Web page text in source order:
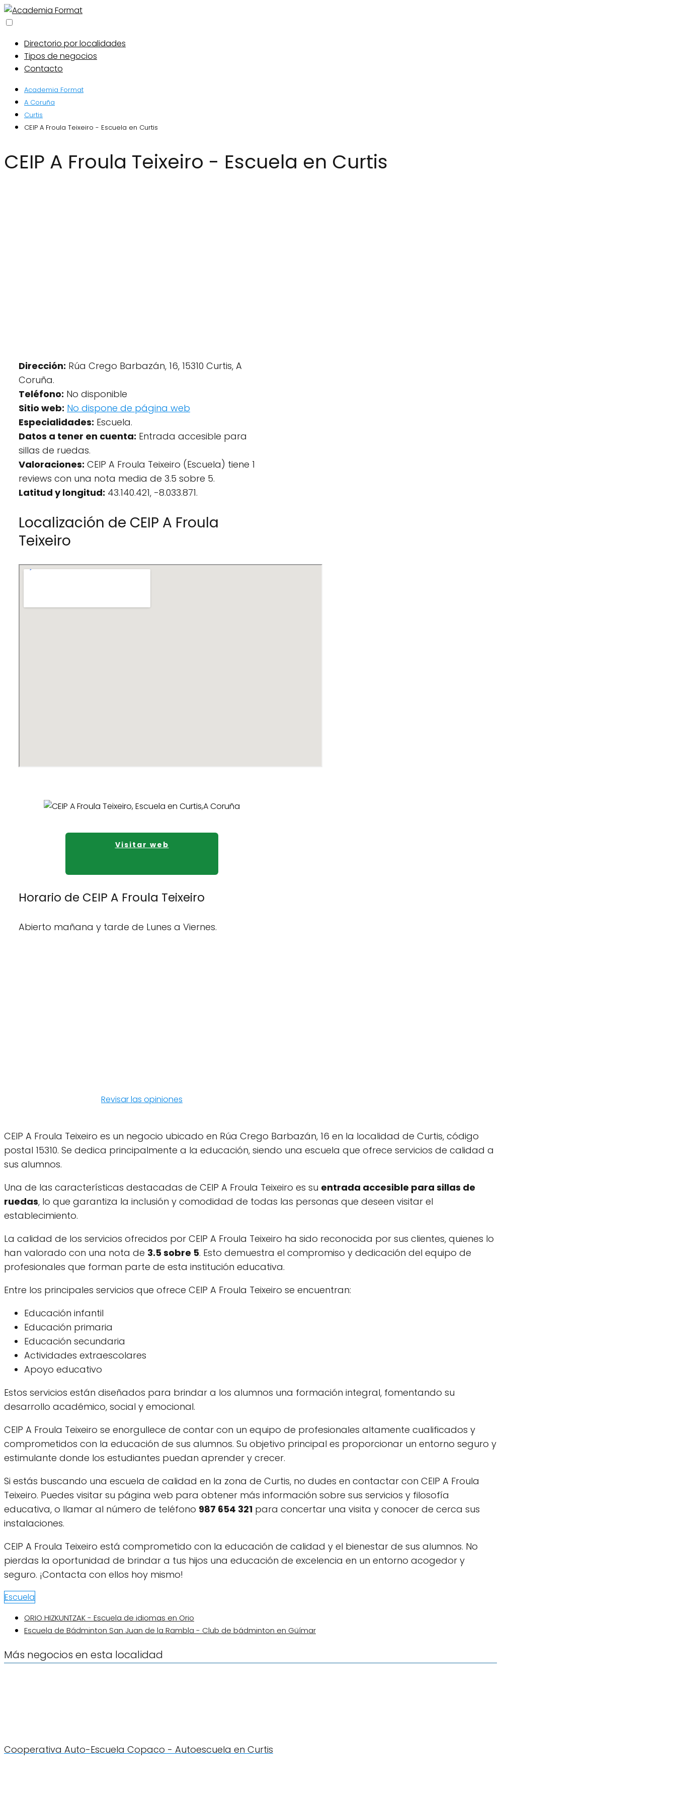
Directorio por localidades
Tipos de negocios
Contacto
Academia Format
A Coruña
Curtis
CEIP A Froula Teixeiro - Escuela en Curtis
CEIP A Froula Teixeiro - Escuela en Curtis
Dirección: Rúa Crego Barbazán, 16, 15310 Curtis, A
Coruña.
Teléfono: No disponible
Sitio web: No dispone de página web
Especialidades: Escuela.
Datos a tener en cuenta: Entrada accesible para
sillas de ruedas.
Valoraciones: CEIP A Froula Teixeiro (Escuela) tiene 1
reviews con una nota media de 3.5 sobre 5.
Latitud y longitud: 43.140.421, -8.033.871.
Localización de CEIP A Froula
Teixeiro
Visitar web
Horario de CEIP A Froula Teixeiro
Abierto mañana y tarde de Lunes a Viernes.
Revisar las opiniones
CEIP A Froula Teixeiro es un negocio ubicado en Rúa Crego Barbazán, 16 en la localidad de Curtis, código
postal 15310. Se dedica principalmente a la educación, siendo una escuela que ofrece servicios de calidad a
sus alumnos.
Una de las características destacadas de CEIP A Froula Teixeiro es su entrada accesible para sillas de
ruedas, lo que garantiza la inclusión y comodidad de todas las personas que deseen visitar el
establecimiento.
La calidad de los servicios ofrecidos por CEIP A Froula Teixeiro ha sido reconocida por sus clientes, quienes lo
han valorado con una nota de 3.5 sobre 5. Esto demuestra el compromiso y dedicación del equipo de
profesionales que forman parte de esta institución educativa.
Entre los principales servicios que ofrece CEIP A Froula Teixeiro se encuentran:
Educación infantil
Educación primaria
Educación secundaria
Actividades extraescolares
Apoyo educativo
Estos servicios están diseñados para brindar a los alumnos una formación integral, fomentando su
desarrollo académico, social y emocional.
CEIP A Froula Teixeiro se enorgullece de contar con un equipo de profesionales altamente cualificados y
comprometidos con la educación de sus alumnos. Su objetivo principal es proporcionar un entorno seguro y
estimulante donde los estudiantes puedan aprender y crecer.
Si estás buscando una escuela de calidad en la zona de Curtis, no dudes en contactar con CEIP A Froula
Teixeiro. Puedes visitar su página web para obtener más información sobre sus servicios y filosofía
educativa, o llamar al número de teléfono 987 654 321 para concertar una visita y conocer de cerca sus
instalaciones.
CEIP A Froula Teixeiro está comprometido con la educación de calidad y el bienestar de sus alumnos. No
pierdas la oportunidad de brindar a tus hijos una educación de excelencia en un entorno acogedor y
seguro. ¡Contacta con ellos hoy mismo!
Escuela
ORIO HIZKUNTZAK - Escuela de idiomas en Orio
Escuela de Bádminton San Juan de la Rambla - Club de bádminton en Güímar
Más negocios en esta localidad
Cooperativa Auto-Escuela Copaco - Autoescuela en Curtis